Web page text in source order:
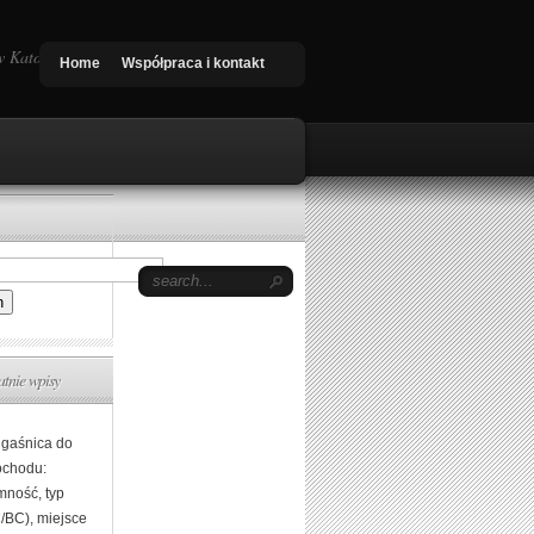
Katowice, Nowy Targ. Quad shop
Home Współpraca i kontakt
wpisy
do
typ
BC), miejsce